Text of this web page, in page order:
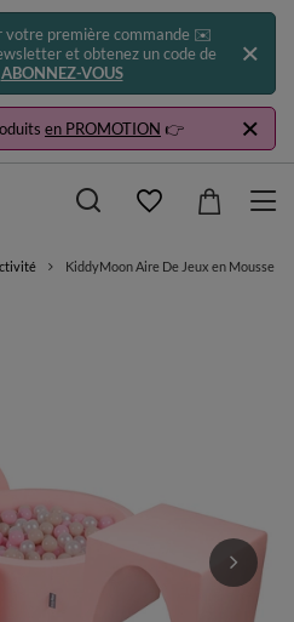
votre première commande ✉️
et obtenez un code de
ABONNEZ-VOUS
en PROMOTION 👉
KiddyMoon Aire De Jeux en Mousse